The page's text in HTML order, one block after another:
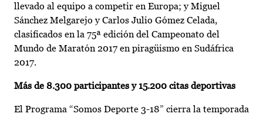
llevado al equipo a competir en Europa; y Miguel
Sánchez Melgarejo y Carlos Julio Gómez Celada,
clasificados en la 75ª edición del Campeonato del
Mundo de Maratón 2017 en piragüismo en Sudáfrica
2017.
Más de 8.300 participantes y 15.200 citas deportivas
El Programa “Somos Deporte 3-18” cierra la temporada